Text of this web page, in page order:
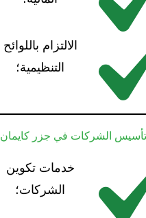
الالتزام باللوائح
التنظيمية؛
الشركات في جزر كايمان
خدمات تكوين
الشركات؛